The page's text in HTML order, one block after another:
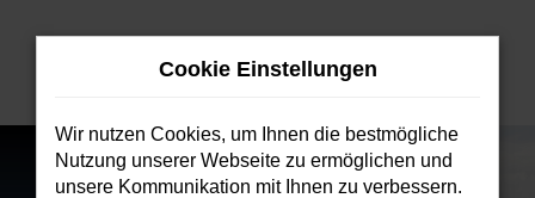
Zum
Cookie Einstellungen
Wir nutzen Cookies, um Ihnen die bestmögliche
Nutzung unserer Webseite zu ermöglichen und
unsere Kommunikation mit Ihnen zu verbessern.